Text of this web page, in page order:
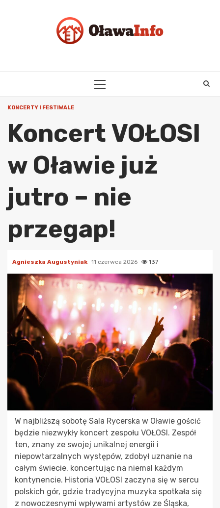
PRIMARY
KONCERTY I FESTIWALE
Koncert VOŁOSI
w Oławie już
jutro – nie
przegap!
Agnieszka Augustyniak 11 czerwca 2026 137
W najbliższą sobotę Sala Rycerska w Oławie gościć
będzie niezwykły koncert zespołu VOŁOSI. Zespół
ten, znany ze swojej unikalnej energii i
niepowtarzalnych występów, zdobył uznanie na
całym świecie, koncertując na niemal każdym
kontynencie. Historia VOŁOSI zaczyna się w sercu
polskich gór, gdzie tradycyjna muzyka spotkała się
z nowoczesnymi wpływami artystów ze Śląska,